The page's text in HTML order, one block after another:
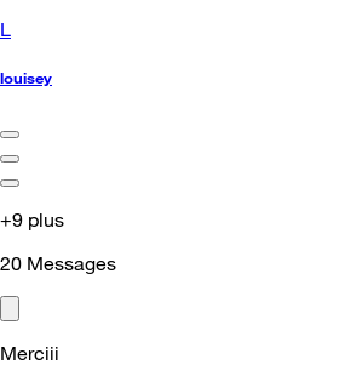
L
louisey
+9 plus
20 Messages
Merciii